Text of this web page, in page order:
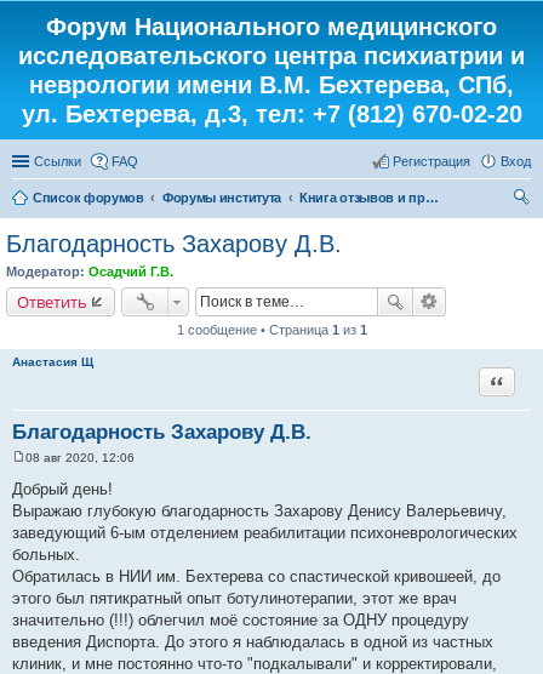
Форум Национального медицинского
исследовательского центра психиатрии и
неврологии имени В.М. Бехтерева, СПб,
ул. Бехтерева, д.3, тел: +7 (812) 670-02-20
Ссылки FAQ Вход
Регистрация
Список форумов Форумы института
Книга отзывов и предложений
Благодарность Захарову Д.В.
Модератор: Осадчий Г.В.
Ответить
1 сообщение • Страница 1 из 1
Анастасия Щ
Благодарность Захарову Д.В.
Цитата
о
б
е
н
и
е
08 авг 2020, 12:06
Добрый день!
Выражаю глубокую благодарность Захарову Денису Валерьевичу,
заведующий 6-ым отделением реабилитации психоневрологических
больных.
Обратилась в НИИ им. Бехтерева со спастической кривошеей, до
этого был пятикратный опыт ботулинотерапии, этот же врач
значительно (!!!) облегчил моё состояние за ОДНУ процедуру
введения Диспорта. До этого я наблюдалась в одной из частных
клиник, и мне постоянно что-то "подкалывали" и корректировали,